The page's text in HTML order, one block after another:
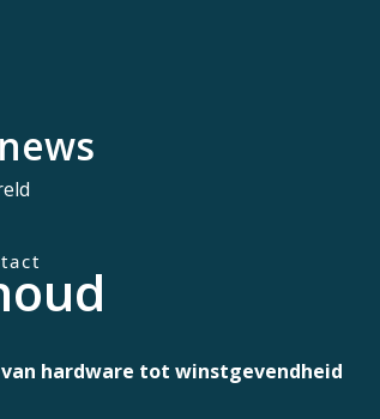
hardware tot winstgevendheid